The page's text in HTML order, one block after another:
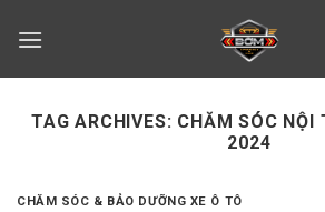
TAG ARCHIVES: CHĂM SÓC
2024
CHĂM SÓC & BẢO DƯỠNG XE Ô TÔ